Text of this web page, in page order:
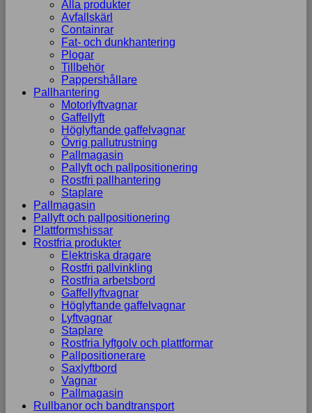
Alla produkter
Avfallskärl
Containrar
Fat- och dunkhantering
Plogar
Tillbehör
Pappershållare
Pallhantering
Motorlyftvagnar
Gaffellyft
Höglyftande gaffelvagnar
Övrig pallutrustning
Pallmagasin
Pallyft och pallpositionering
Rostfri pallhantering
Staplare
Pallmagasin
Pallyft och pallpositionering
Plattformshissar
Rostfria produkter
Elektriska dragare
Rostfri pallvinkling
Rostfria arbetsbord
Gaffellyftvagnar
Höglyftande gaffelvagnar
Lyftvagnar
Staplare
Rostfria lyftgolv och plattformar
Pallpositionerare
Saxlyftbord
Vagnar
Pallmagasin
Rullbanor och bandtransport